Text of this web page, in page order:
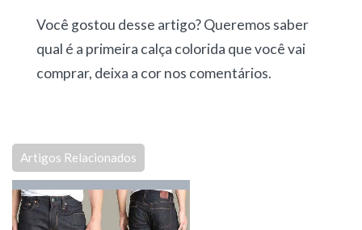
Você gostou desse artigo? Queremos saber
qual é a primeira calça colorida que você vai
comprar, deixa a cor nos comentários.
Artigos Relacionados